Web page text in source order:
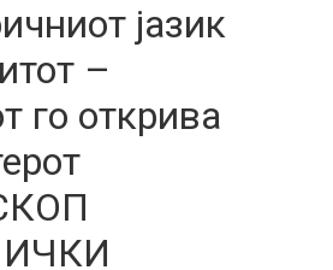
јазик
–
го открива